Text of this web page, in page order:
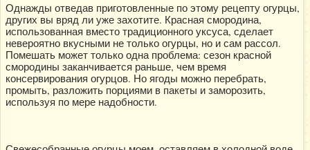
Однажды отведав приготовленные по этому рецепту огурцы,
других вы вряд ли уже захотите. Красная смородина,
использованная вместо традиционного уксуса, сделает
невероятно вкусными не только огурцы, но и сам рассол.
Помешать может только одна проблема: сезон красной
смородины заканчивается раньше, чем время
консервирования огурцов. Но ягоды можно перебрать,
промыть, разложить порциями в пакеты и заморозить,
используя по мере надобности.